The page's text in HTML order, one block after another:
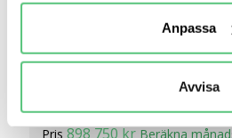
Du kan ändra eller dra tillbaka
helst från cookie-förklaringen.
Anpassa
Avvisa
Isuzu D-MAX BEV XRX
Pris898 750 kr Beräkna